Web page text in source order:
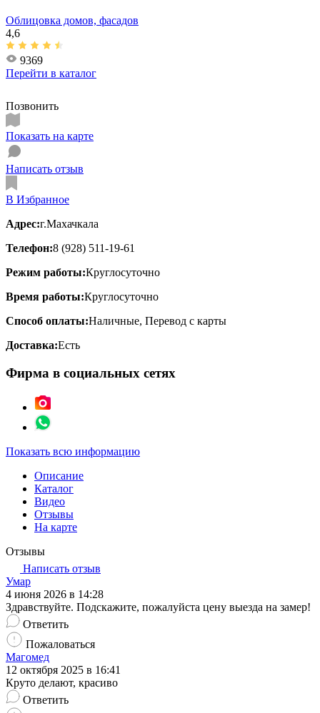
Облицовка домов, фасадов
4,6
9369
Перейти в каталог
Позвонить
Показать на карте
Написать отзыв
В Избранное
Адрес:г.Махачкала
Телефон:8 (928) 511-19-61
Режим работы:Круглосуточно
Время работы:Круглосуточно
Способ оплаты:Наличные, Перевод с карты
Доставка:Есть
Фирма в социальных сетях
Показать всю информацию
Описание
Каталог
Видео
Отзывы
На карте
Отзывы
Написать отзыв
Умар
4 июня 2026 в 14:28
Здравствуйте. Подскажите, пожалуйста цену выезда на замер!
Ответить
Пожаловаться
Магомед
12 октября 2025 в 16:41
Круто делают, красиво
Ответить